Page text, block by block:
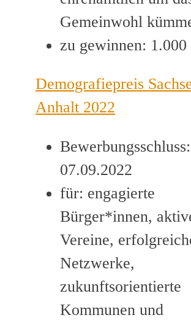
Gemeinwohl
zu gewinnen: 1.000
Demografiepreis
Anhalt 2022
Bewerbungsschluss:
07.09.2022
für: engagierte
Bürger*innen,
Vereine,
Netzwerke,
zukunftsorientierte
Kommunen und